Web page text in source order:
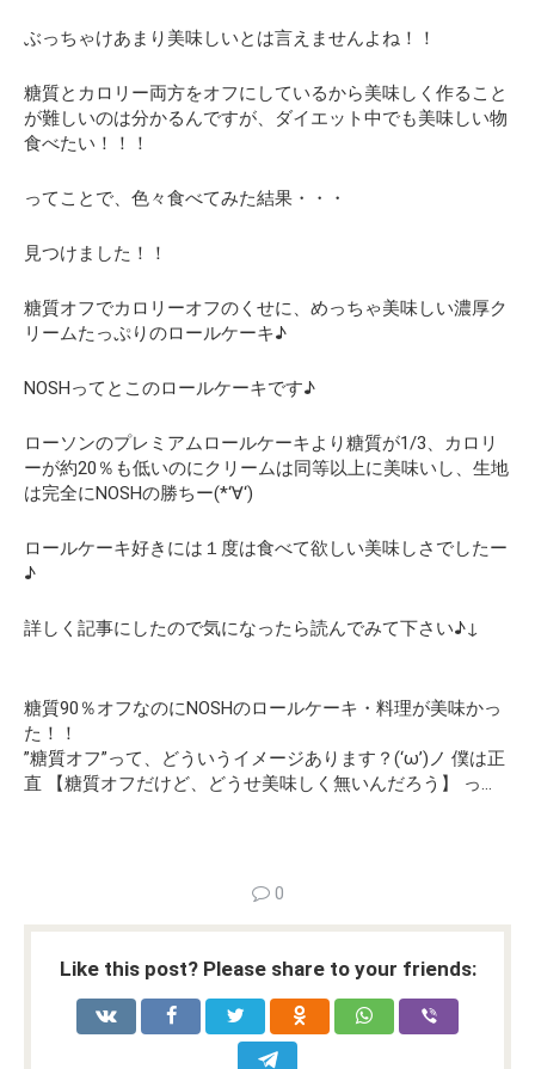
ぶっちゃけあまり美味しいとは言えませんよね！！
糖質とカロリー両方をオフにしているから美味しく作ること
が難しいのは分かるんですが、
ダイエット中でも美味しい物
食べたい！！！
ってことで、色々食べてみた結果・・・
見つけました！！
糖質オフでカロリーオフのくせに、めっちゃ美味しい濃厚ク
リームたっぷりのロールケーキ♪
NOSHってとこのロールケーキです♪
ローソンのプレミアムロールケーキより糖質が1/3、カロリ
ーが約20％も低いのにクリームは同等以上に美味いし、生地
は完全にNOSHの勝ちー(*‘∀‘)
ロールケーキ好きには１度は食べて欲しい美味しさでしたー
♪
詳しく記事にしたので気になったら読んでみて下さい♪↓
糖質90％オフなのにNOSHのロールケーキ・料理が美味かっ
た！！
”糖質オフ”って、どういうイメージあります？(‘ω’)ノ 僕は正
直 【糖質オフだけど、どうせ美味しく無いんだろう】 っ…
0
Like this post? Please share to your friends: